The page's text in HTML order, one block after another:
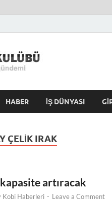
HABER İŞ DÜNYASI
ÇELIK IRAK
artıracak
Kobi Haberleri - Leave a Comment